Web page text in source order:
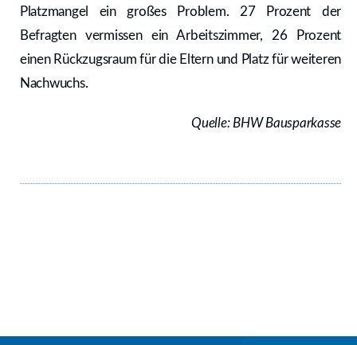
Platzmangel ein großes Problem. 27 Prozent der
Befragten vermissen ein Arbeitszimmer, 26 Prozent
einen Rückzugsraum für die Eltern und Platz für weiteren
Nachwuchs.
Quelle: BHW Bausparkasse